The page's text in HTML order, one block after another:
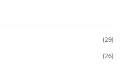
(29)
(26)